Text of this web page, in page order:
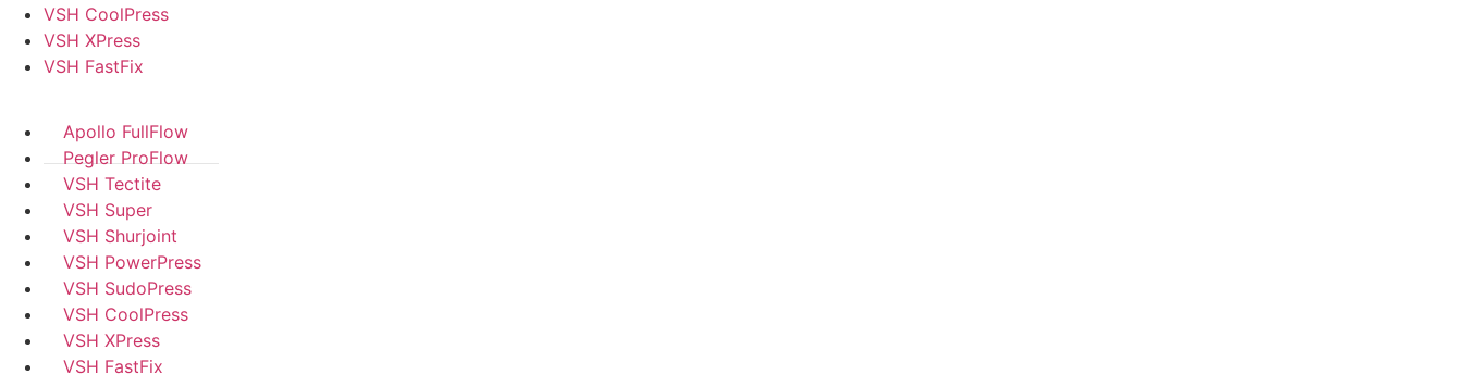
VSH CoolPress
VSH XPress
VSH FastFix
Apollo FullFlow
Pegler ProFlow
VSH Tectite
VSH Super
VSH Shurjoint
VSH PowerPress
VSH SudoPress
VSH CoolPress
VSH XPress
VSH FastFix